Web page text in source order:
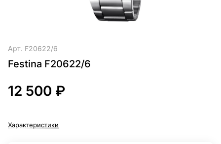
Арт. F20622/6
Festina F20622/6
12 500 ₽
Характеристики